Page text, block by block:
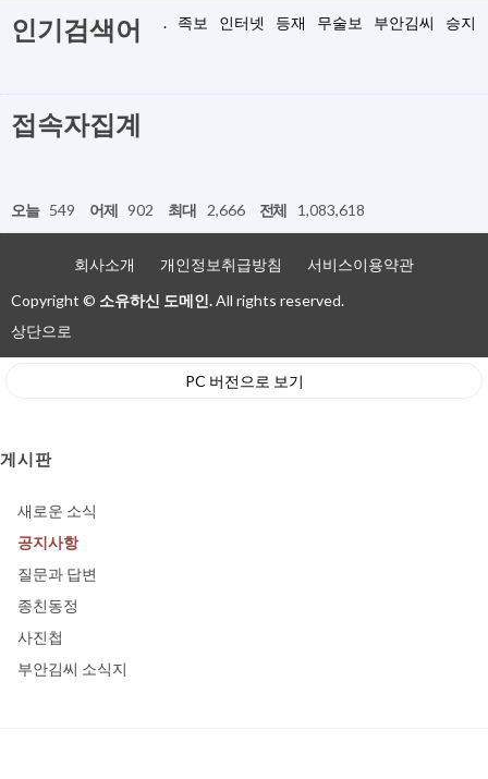
인기검색어 . 족보 인터넷 등재 무술보 부안김씨 승지
접속자집계
오늘 549 어제 902 최대 2,666 전체 1,083,618
회사소개 개인정보취급방침
서비스이용약관
Copyright © 소유하신 도메인.All rights reserved.
상단으로
PC 버전으로 보기
게시판
새로운 소식
공지사항
질문과 답변
종친동정
사진첩
부안김씨 소식지